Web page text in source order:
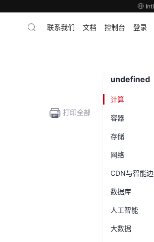
联系我们 文档 控制台 登录
undefined
计算
容器
存储
网络
CDN与智能
数据库
人工智能
大数据
打印全部